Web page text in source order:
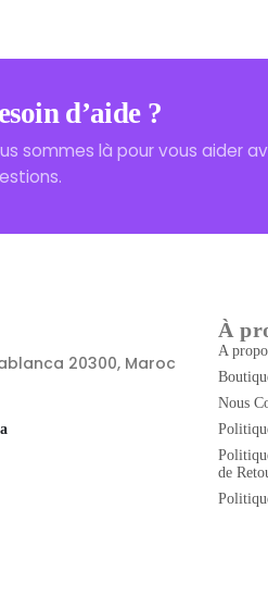
d’aide ?
sommes là pour vous aider
20300, Maroc
À
A
Nous
de